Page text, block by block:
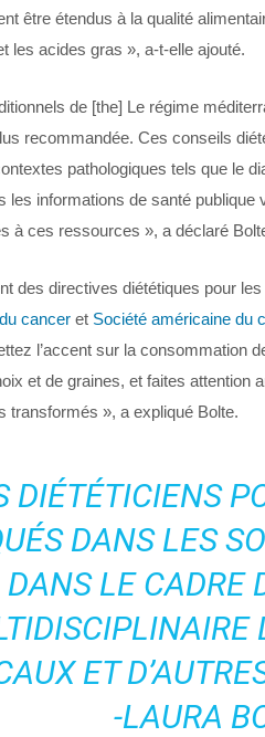
être étendus à la qualité
les acides gras », a-t-elle ajouté.
de [the] Le régime
recommandée. Ces conseils
pathologiques tels que le
les informations de santé
à ces ressources », a déclaré
des directives diététiques pour
canceret Société américaine du
l’accent sur la consommation
et de graines, et faites attention
transformés », a expliqué Bolte.
DIÉTÉTICIENS
DANS LES
DANS LE CADRE
ET
-LAURA